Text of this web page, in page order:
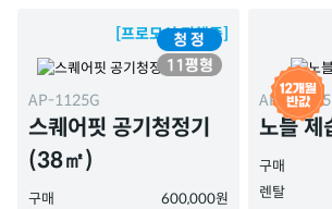
[프로모션 진행중]
AP-1125G
스퀘어핏 공기청정기
(38㎡)
구매
600,000원
APD-
노블 제
구매
렌탈